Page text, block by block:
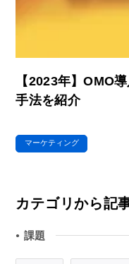
【2023年】OMO
手法を紹介
マーケティング
カテゴリから記
● 課題